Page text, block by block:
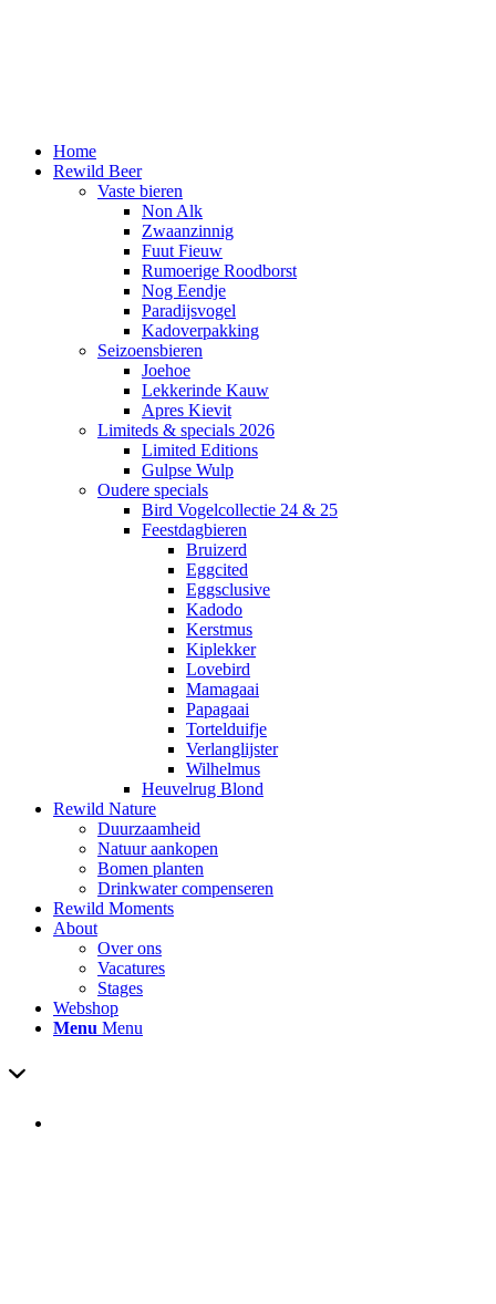
Home
Rewild Beer
Vaste bieren
Non Alk
Zwaanzinnig
Fuut Fieuw
Rumoerige Roodborst
Nog Eendje
Paradijsvogel
Kadoverpakking
Seizoensbieren
Joehoe
Lekkerinde Kauw
Apres Kievit
Limiteds & specials 2026
Limited Editions
Gulpse Wulp
Oudere specials
Bird Vogelcollectie 24 & 25
Feestdagbieren
Bruizerd
Eggcited
Eggsclusive
Kadodo
Kerstmus
Kiplekker
Lovebird
Mamagaai
Papagaai
Tortelduifje
Verlanglijster
Wilhelmus
Heuvelrug Blond
Rewild Nature
Duurzaamheid
Natuur aankopen
Bomen planten
Drinkwater compenseren
Rewild Moments
About
Over ons
Vacatures
Stages
Webshop
Menu Menu